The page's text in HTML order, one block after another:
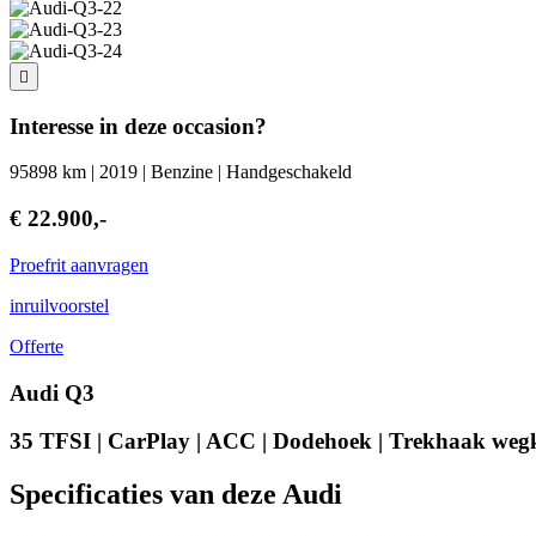
Interesse in deze occasion?
95898 km | 2019 | Benzine | Handgeschakeld
€ 22.900,-
Proefrit aanvragen
inruilvoorstel
Offerte
Audi Q3
35 TFSI | CarPlay | ACC | Dodehoek | Trekhaak
Specificaties van deze Audi